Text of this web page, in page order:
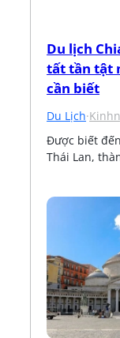
Du lịch
tất tần tật
cần biết
Du Lịch·
Được biết
Thái Lan,